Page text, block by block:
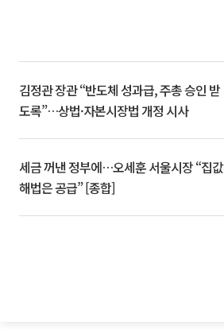
김정관 장관 “반도체 성과급, 주총 승인 받
도록”…상법·자본시장법 개정 시사
세금 꺼낸 정부에…오세훈 서울시장 “집값
해법은 공급” [종합]